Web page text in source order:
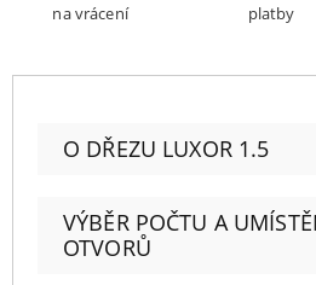
na vrácení
platby
O DŘEZU LUXOR 1.5
VÝBĚR POČTU A
OTVORŮ